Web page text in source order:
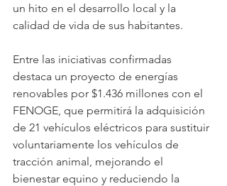
un hito en el desarrollo local y la
calidad de vida de sus habitantes.
Entre las iniciativas confirmadas
destaca un proyecto de energías
renovables por $1.436 millones con el
FENOGE, que permitirá la adquisición
de 21 vehículos eléctricos para sustituir
voluntariamente los vehículos de
tracción animal, mejorando el
bienestar equino y reduciendo la